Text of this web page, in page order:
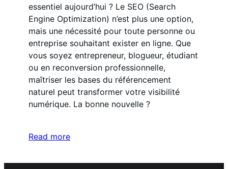
essentiel aujourd’hui ? Le SEO (Search
Engine Optimization) n’est plus une option,
mais une nécessité pour toute personne ou
entreprise souhaitant exister en ligne. Que
vous soyez entrepreneur, blogueur, étudiant
ou en reconversion professionnelle,
maîtriser les bases du référencement
naturel peut transformer votre visibilité
numérique. La bonne nouvelle ?
Read more